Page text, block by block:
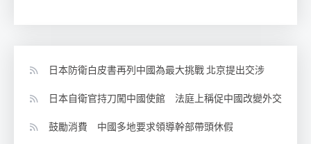
日本防衛白皮書再列中國為最大挑戰 北京提出交涉
日本自衛官持刀闖中國使館 法庭上稱促中國改變外交
鼓勵消費 中國多地要求領導幹部帶頭休假